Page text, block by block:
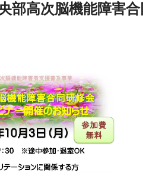
部高次脳機能障害